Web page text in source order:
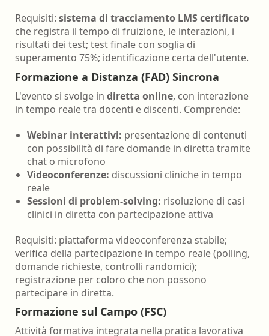
Requisiti: sistema di tracciamento LMS certificato
che registra il tempo di fruizione, le interazioni, i
risultati dei test; test finale con soglia di
superamento 75%; identificazione certa dell'utente.
Formazione a Distanza (FAD) Sincrona
L'evento si svolge in diretta online, con interazione
in tempo reale tra docenti e discenti. Comprende:
Webinar interattivi: presentazione di contenuti
con possibilità di fare domande in diretta tramite
chat o microfono
Videoconferenze: discussioni cliniche in tempo
reale
Sessioni di problem-solving: risoluzione di casi
clinici in diretta con partecipazione attiva
Requisiti: piattaforma videoconferenza stabile;
verifica della partecipazione in tempo reale (polling,
domande richieste, controlli randomici);
registrazione per coloro che non possono
partecipare in diretta.
Formazione sul Campo (FSC)
Attività formativa integrata nella pratica lavorativa